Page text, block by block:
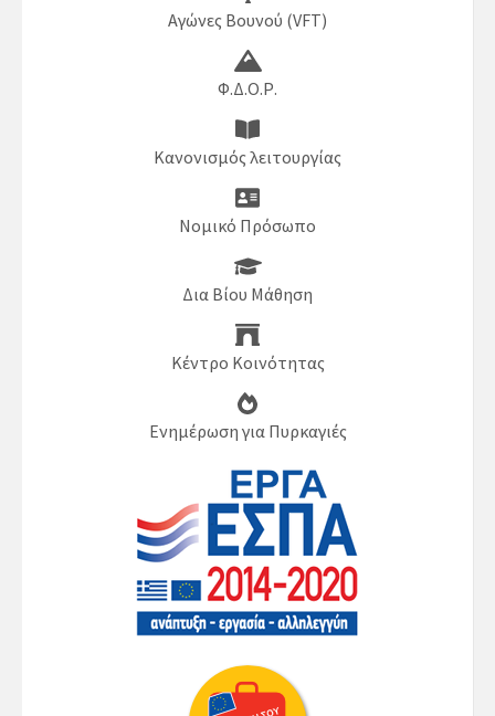
Αγώνες Βουνού (VFT)
Φ.Δ.Ο.Ρ.
Κανονισμός λειτουργίας
Νομικό Πρόσωπο
Δια Βίου Μάθηση
Κέντρο Κοινότητας
Ενημέρωση για Πυρκαγιές